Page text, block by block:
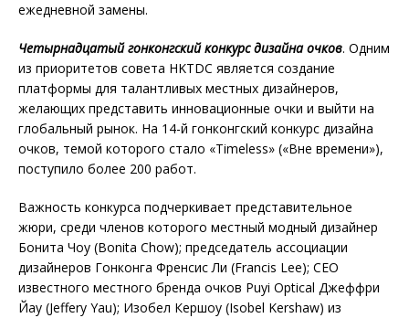
ежедневной замены.
Четырнадцатый гонконгский конкурс дизайна очков. Одним
из приоритетов совета HKTDC является создание
платформы для талантливых местных дизайнеров,
желающих представить инновационные очки и выйти на
глобальный рынок. На 14-й гонконгский конкурс дизайна
очков, темой которого стало «Timeless» («Вне времени»),
поступило более 200 работ.
Важность конкурса подчеркивает представительное
жюри, среди членов которого местный модный дизайнер
Бонита Чоу (Bonita Chow); председатель ассоциации
дизайнеров Гонконга Френсис Ли (Francis Lee); CEO
известного местного бренда очков Puyi Optical Джеффри
Йау (Jeffery Yau); Изобел Кершоу (Isobel Kershaw) из